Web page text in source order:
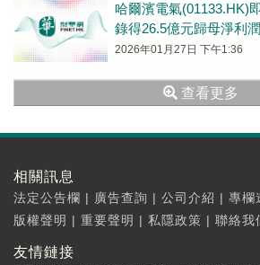
哈爾濱電氣(01133.HK)
錄得26.5億元歸母淨利
2026年01月27日 下午1:36
查看更多
相關訊息
法定公告欄 | 廣告查詢 | 公司介紹 | 專欄
版權聲明 | 重要聲明 | 私隱政策 | 聯絡我
友情鏈接